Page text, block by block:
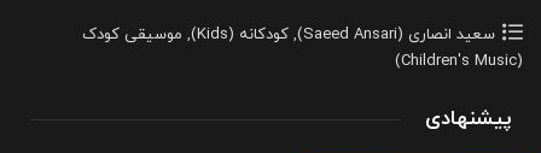
سعید انصاری (Saeed Ansari) , کودکانه (Kids) , موسیقی کودک
(Children's Music)
پیشنهادی